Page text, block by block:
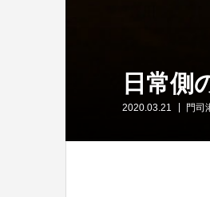
日常側
2020.03.21 門司